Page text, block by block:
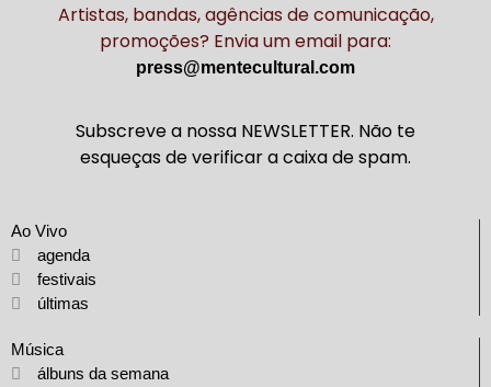
Artistas, bandas, agências de comunicação,
promoções? Envia um email para:
press@mentecultural.com
Subscreve a nossa NEWSLETTER. Não te
esqueças de verificar a caixa de spam.
Ao Vivo
agenda
festivais
últimas
Música
álbuns da semana